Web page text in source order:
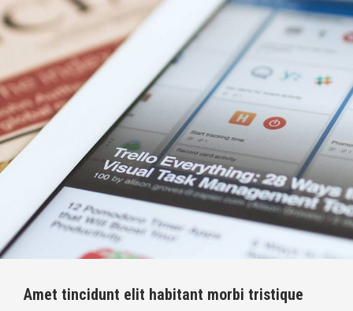
Amet tincidunt elit habitant morbi tristique